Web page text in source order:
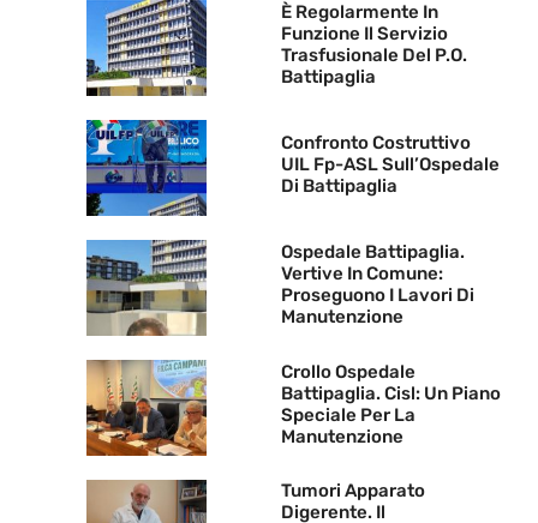
È Regolarmente In
Funzione Il Servizio
Trasfusionale Del P.O.
Battipaglia
Confronto Costruttivo
UIL Fp-ASL Sull’Ospedale
Di Battipaglia
Ospedale Battipaglia.
Vertive In Comune:
Proseguono I Lavori Di
Manutenzione
Crollo Ospedale
Battipaglia. Cisl: Un Piano
Speciale Per La
Manutenzione
Tumori Apparato
Digerente. Il